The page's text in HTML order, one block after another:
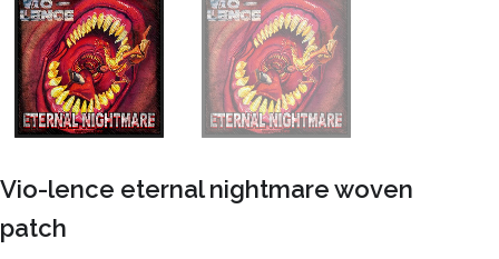
Vio-lence eternal nightmare woven
patch